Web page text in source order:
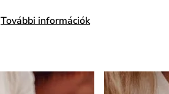
További információk